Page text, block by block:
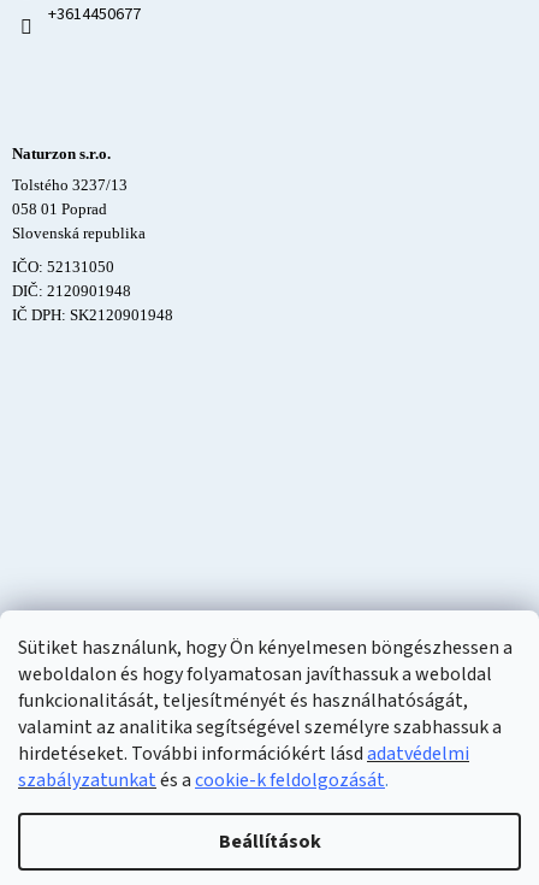
Sütiket használunk, hogy Ön kényelmesen böngészhessen a
weboldalon és hogy folyamatosan javíthassuk a weboldal
funkcionalitását, teljesítményét és használhatóságát,
valamint az analitika segítségével személyre szabhassuk a
hirdetéseket. További információkért lásdadatvédelmi
szabályzatunkatés acookie-k feldolgozását.
Beállítások
+3614450677
Naturzon s.r.o.
Tolstého 3237/13
058 01 Poprad
Slovenská republika
IČO: 52131050
DIČ: 2120901948
IČ DPH: SK2120901948
Shoptet készítette